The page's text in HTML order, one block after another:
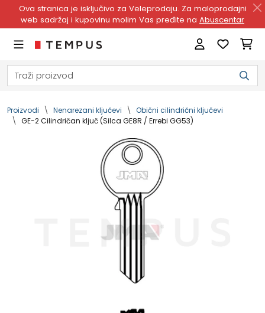
Ova stranica je isključivo za Veleprodaju. Za maloprodajni
web sadržaj i kupovinu molim Vas pređite na Abuscentar
Proizvodi Nenarezani ključevi
Obični cilindrični ključevi
GE-2 Cilindričan ključ (Silca GE8R / Errebi GG53)